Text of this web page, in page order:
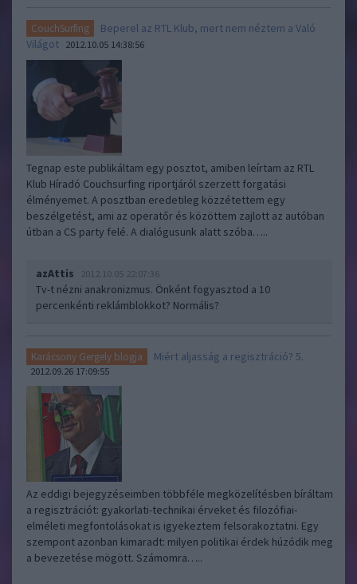
CouchSurfing
Beperel az RTL Klub, mert nem néztem a Való
Világot 2012.10.05 14:38:56
Tegnap este publikáltam egy posztot, amiben leírtam az RTL
Klub Híradó Couchsurfing riportjáról szerzett forgatási
élményemet. A posztban eredetileg közzétettem egy
beszélgetést, ami az operatőr és közöttem zajlott az autóban
útban a CS party felé. A dialógusunk alatt szóba…..
azAttis 2012.10.05 22:07:36
Tv-t nézni anakronizmus. Önként fogyasztod a 10
percenkénti reklámblokkot? Normális?
Karácsony Gergely blogja Miért aljasság a regisztráció? 5.
2012.09.26 17:09:55
Az eddigi bejegyzéseimben többféle megközelítésben bíráltam
a regisztrációt: gyakorlati-technikai érveket és filozófiai-
elméleti megfontolásokat is igyekeztem felsorakoztatni. Egy
szempont azonban kimaradt: milyen politikai érdek húzódik meg
a bevezetése mögött. Számomra…..